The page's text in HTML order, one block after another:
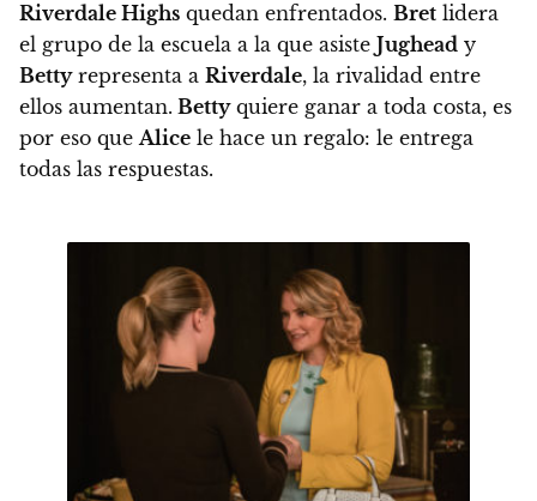
Riverdale Highs quedan enfrentados. Bret lidera
el grupo de la escuela a la que asiste Jughead y
Bettyrepresenta a Riverdale, la rivalidad entre
ellos aumentan. Bettyquiere ganar a toda costa, es
por eso queAlice le hace un regalo: le entrega
todas las respuestas.